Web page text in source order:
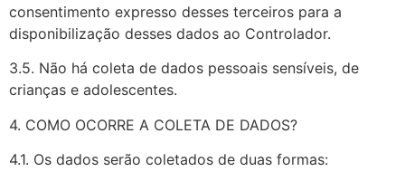
consentimento expresso desses terceiros para a
disponibilização desses dados ao Controlador.
3.5. Não há coleta de dados pessoais sensíveis, de
crianças e adolescentes.
4. COMO OCORRE A COLETA DE DADOS?
4.1. Os dados serão coletados de duas formas: